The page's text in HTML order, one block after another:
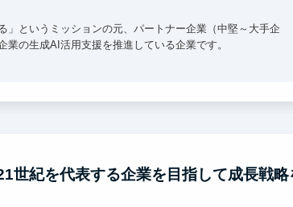
というミッションの元、パートナー企業（中堅～大手企
の生成AI活用支援を推進している企業です。
世紀を代表する企業を目指して成長戦略